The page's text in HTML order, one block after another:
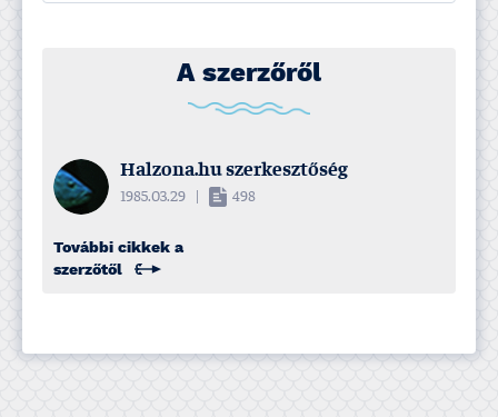
A szerzőről
Halzona.hu szerkesztőség
1985.03.29 498
További cikkek a
szerzőtől